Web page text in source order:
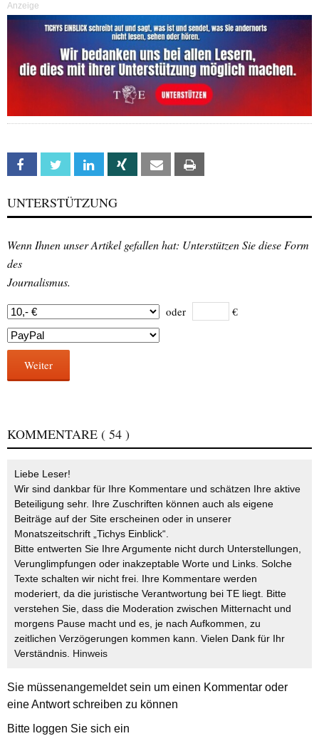
Anzeige
Facebook Twitter Linkedin Xing Email
UNTERSTÜTZUNG
Wenn Ihnen unser Artikel gefallen hat: Unterstützen Sie diese Form
des
Journalismus.
oder €
Weiter
KOMMENTARE ( 54 )
Liebe Leser!
Wir sind dankbar für Ihre Kommentare und schätzen Ihre aktive
Beteiligung sehr. Ihre Zuschriften können auch als eigene
Beiträge auf der Site erscheinen oder in unserer
Monatszeitschrift „Tichys Einblick“.
Bitte entwerten Sie Ihre Argumente nicht durch Unterstellungen,
Verunglimpfungen oder inakzeptable Worte und Links. Solche
Texte schalten wir nicht frei. Ihre Kommentare werden
moderiert, da die juristische Verantwortung bei TE liegt. Bitte
verstehen Sie, dass die Moderation zwischen Mitternacht und
morgens Pause macht und es, je nach Aufkommen, zu
zeitlichen Verzögerungen kommen kann. Vielen Dank für Ihr
Verständnis. Hinweis
Sie müssenangemeldetsein um einen Kommentar oder
eine Antwort schreiben zu können
Bitte loggen Sie sich ein